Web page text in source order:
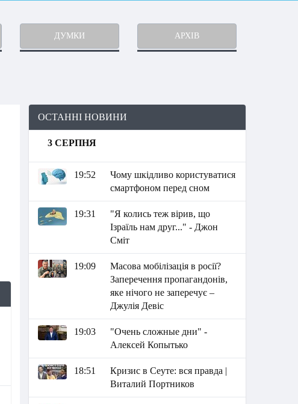
ДУМКИ АРХІВ
ОСТАННІ НОВИНИ
3 СЕРПНЯ
19:52
Чому шкідливо користуватися
смартфоном перед сном
19:31
"Я колись теж вірив, що
Ізраїль нам друг..." - Джон
Сміт
19:09
Масова мобілізація в росії?
Заперечення пропагандонів,
яке нічого не заперечує –
Джулія Девіс
19:03
"Очень сложные дни" -
Алексей Копытько
18:51
Кризис в Сеуте: вся правда |
Виталий Портников